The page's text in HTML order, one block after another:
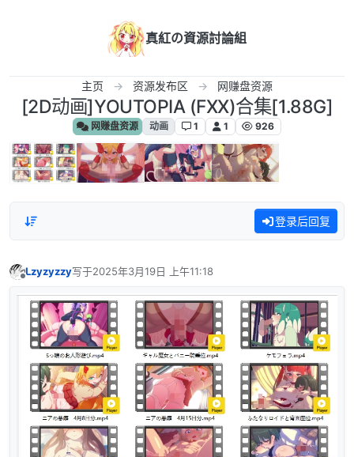
真紅の資源討論組
主页 资源发布区 网赚盘资源
[2D动画]YOUTOPIA (FXX)合集[1.88G]
网赚盘资源 动画 1 1 926
登录后回复
Lzyzyzzy写于2025年3月19日 上午11:18
最后由 编辑